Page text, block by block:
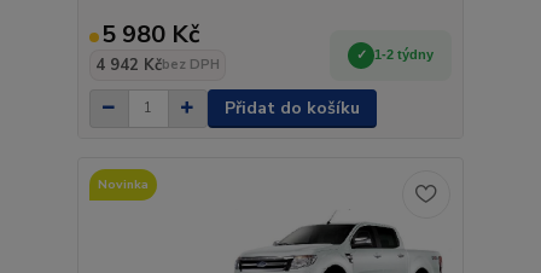
5 980 Kč
4 942 Kčbez DPH
1-2 týdny
Přidat do košíku
Novinka